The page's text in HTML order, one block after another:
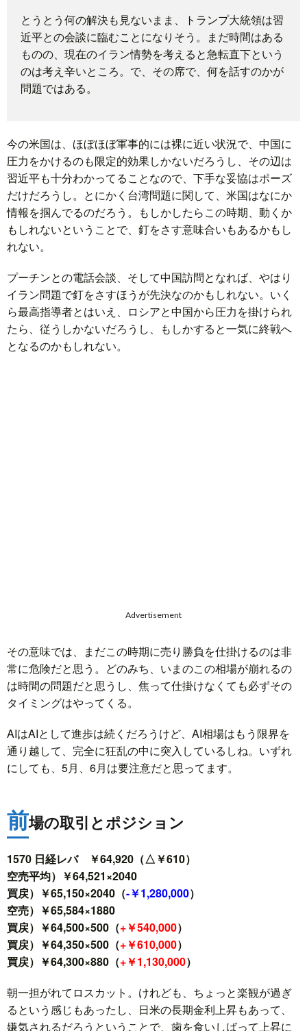
とうとう何の解決も見ないまま、トランプ大統領は習
近平との会談に臨むことになりそう。まだ時間はある
ものの、現在のイラン情勢を考えると急転直下という
のは考え辛いところ。で、その席で、何を話すのかが
問題ではある。
今の米国は、ほぼほぼ軍事的には裸に近い状況で、中国に
圧力をかけるのも限定的効果しかないだろうし、その辺は
習近平も十分わかってることなので、下手な妥協はポーズ
だけだろうし。とにかく台湾問題に関して、米国はなにか
情報を掴んでるのだろう。もしかしたらこの時期、動くか
もしれないということで、釘をさす意味合いもあるかもし
れない。
プーチンとの電話会談、そして中国訪問となれば、やはり
イラン問題で釘をさすほうが先決なのかもしれない。いく
ら最高指導者とはいえ、ロシアと中国から圧力を掛けられ
たら、従うしかないだろうし、もしかすると一気に終戦へ
となるのかもしれない。
Advertisement
その意味では、まだこの時期に売り勝負を仕掛けるのは非
常に危険だと思う。どのみち、いまのこの相場が崩れるの
は時間の問題だと思うし、焦って仕掛けなくても必ずその
タイミングはやってくる。
AIはAIとして進歩は続くだろうけど、AI相場はもう限界を
通り越して、完全に狂乱の中に突入しているしね。いずれ
にしても、5月、6月は要注意だと思ってます。
前場の取引とポジション
1570 日経レバ ￥64,920（△￥610）
空売平均）￥64,521×2040
買戻）￥65,150×2040（-￥1,280,000）
空売）￥65,584×1880
買戻）￥64,500×500（+￥540,000）
買戻）￥64,350×500（+￥610,000）
買戻）￥64,300×880（+￥1,130,000）
朝一担がれてロスカット。けれども、ちょっと楽観が過ぎ
るという感じもあったし、日米の長期金利上昇もあって、
嫌気されるだろうということで、歯を食いしばって上昇に